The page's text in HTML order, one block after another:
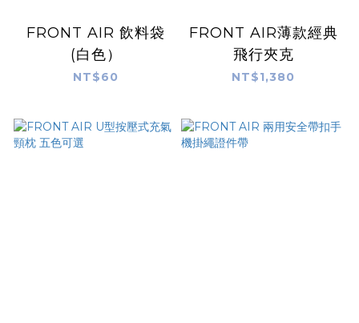
FRONT AIR 飲料袋
(白色）
NT$60
FRONT AIR薄款經典
飛行夾克
NT$1,380